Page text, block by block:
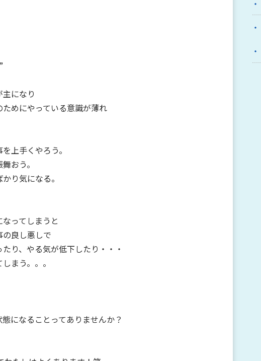
主になり
ためにやっている意識が薄れ
上手くやろう。
おう。
り気になる。
ってしまうと
の良し悪しで
り、やる気が低下したり・・・
まう。。。
態になることってありませんか？